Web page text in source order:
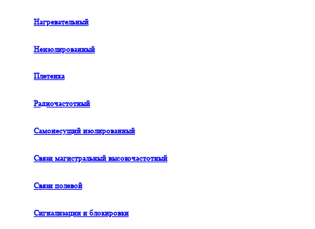
Нагревательный
Неизолированный
Плетенка
Радиочастотный
Самонесущий изолированный
Связи магистральный высокочастотный
Связи полевой
Сигнализации и блокировки